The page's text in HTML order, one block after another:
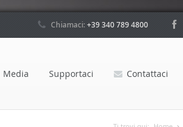
Chiamaci:+39 340 789 4800
Media Supportaci Contattaci